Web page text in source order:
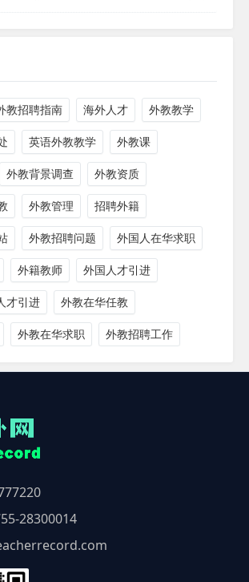
教招聘指南 海外人才 外教教学
英语外教教学 外教课
外教背景调查 外教资质
外教管理 招聘外籍
外教招聘问题 外国人在华求职
外籍教师 外国人才引进
才引进 外教在华任教
外教在华求职 外教招聘工作
28300014